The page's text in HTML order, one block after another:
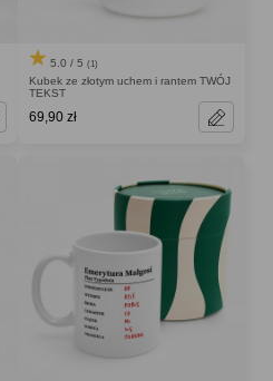
5.0 / 5 (1)
Kubek ze złotym uchem i rantem TWÓJ
TEKST
69,90 zł